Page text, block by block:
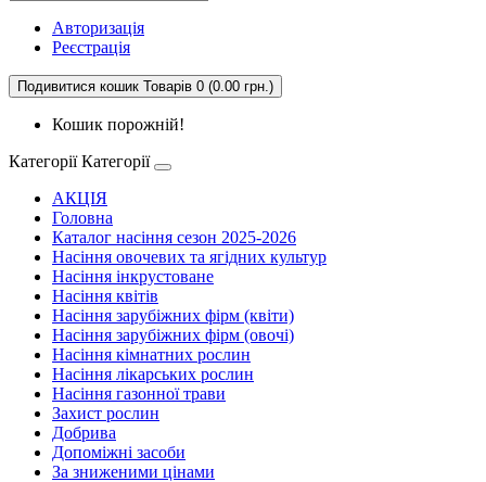
Авторизація
Реєстрація
Подивитися кошик Товарів 0 (0.00 грн.)
Кошик порожній!
Категорії Категорії
АКЦІЯ
Головна
Каталог насіння сезон 2025-2026
Насіння овочевих та ягідних культур
Насіння інкрустоване
Насіння квітів
Насіння зарубіжних фірм (квіти)
Насіння зарубіжних фірм (овочі)
Насіння кімнатних рослин
Насіння лікарських рослин
Насіння газонної трави
Захист рослин
Добрива
Допоміжні засоби
За зниженими цінами